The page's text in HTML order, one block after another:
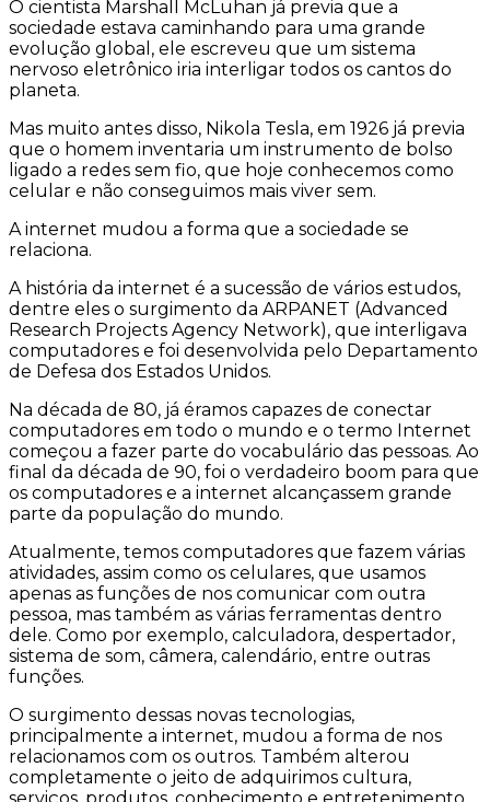
O cientista Marshall McLuhan já previa que a
sociedade estava caminhando para uma grande
evolução global, ele escreveu que um sistema
nervoso eletrônico iria interligar todos os cantos do
planeta.
Mas muito antes disso, Nikola Tesla, em 1926 já previa
que o homem inventaria um instrumento de bolso
ligado a redes sem fio, que hoje conhecemos como
celular e não conseguimos mais viver sem.
A internet mudou a forma que a sociedade se
relaciona.
A história da internet é a sucessão de vários estudos,
dentre eles o surgimento da ARPANET (Advanced
Research Projects Agency Network), que interligava
computadores e foi desenvolvida pelo Departamento
de Defesa dos Estados Unidos.
Na década de 80, já éramos capazes de conectar
computadores em todo o mundo e o termo Internet
começou a fazer parte do vocabulário das pessoas. Ao
final da década de 90, foi o verdadeiro boom para que
os computadores e a internet alcançassem grande
parte da população do mundo.
Atualmente, temos computadores que fazem várias
atividades, assim como os celulares, que usamos
apenas as funções de nos comunicar com outra
pessoa, mas também as várias ferramentas dentro
dele. Como por exemplo, calculadora, despertador,
sistema de som, câmera, calendário, entre outras
funções.
O surgimento dessas novas tecnologias,
principalmente a internet, mudou a forma de nos
relacionamos com os outros. Também alterou
completamente o jeito de adquirimos cultura,